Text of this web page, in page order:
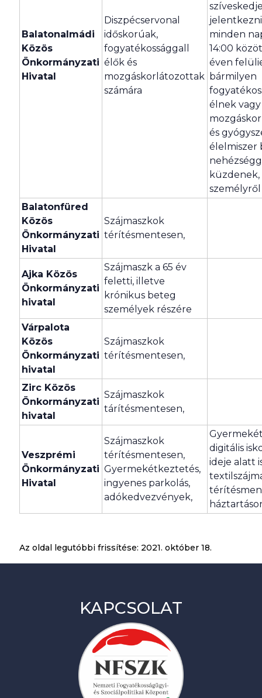
Balatonalmádi
Közös
Önkormányzati
Hivatal
Diszpécservonal
időskorúak,
fogyatékossággall
élők és
mozgáskorlátozottak
számára
minden
14:00
éven
bármilyen
élnek vagy
és
élelmiszer
küzdenek,
Balatonfüred
Közös
Önkormányzati
Hivatal
Szájmaszkok
térítésmentesen,
Ajka Közös
Önkormányzati
hivatal
Szájmaszk a 65 év
feletti, illetve
krónikus beteg
személyek részére
Várpalota
Közös
Önkormányzati
hivatal
Szájmaszkok
térítésmentesen,
Zirc Közös
Önkormányzati
hivatal
Szájmaszkok
tárítésmentesen,
Veszprémi
Önkormányzati
Hivatal
Szájmaszkok
térítésmentesen,
Gyermekétkeztetés,
ingyenes parkolás,
adókedvezvények,
digitális
ideje alatt
Az oldal legutóbbi frissítése: 2021. október 18.
KAPCSOLAT